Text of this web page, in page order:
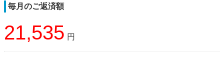
毎月のご返済額
21,535 円